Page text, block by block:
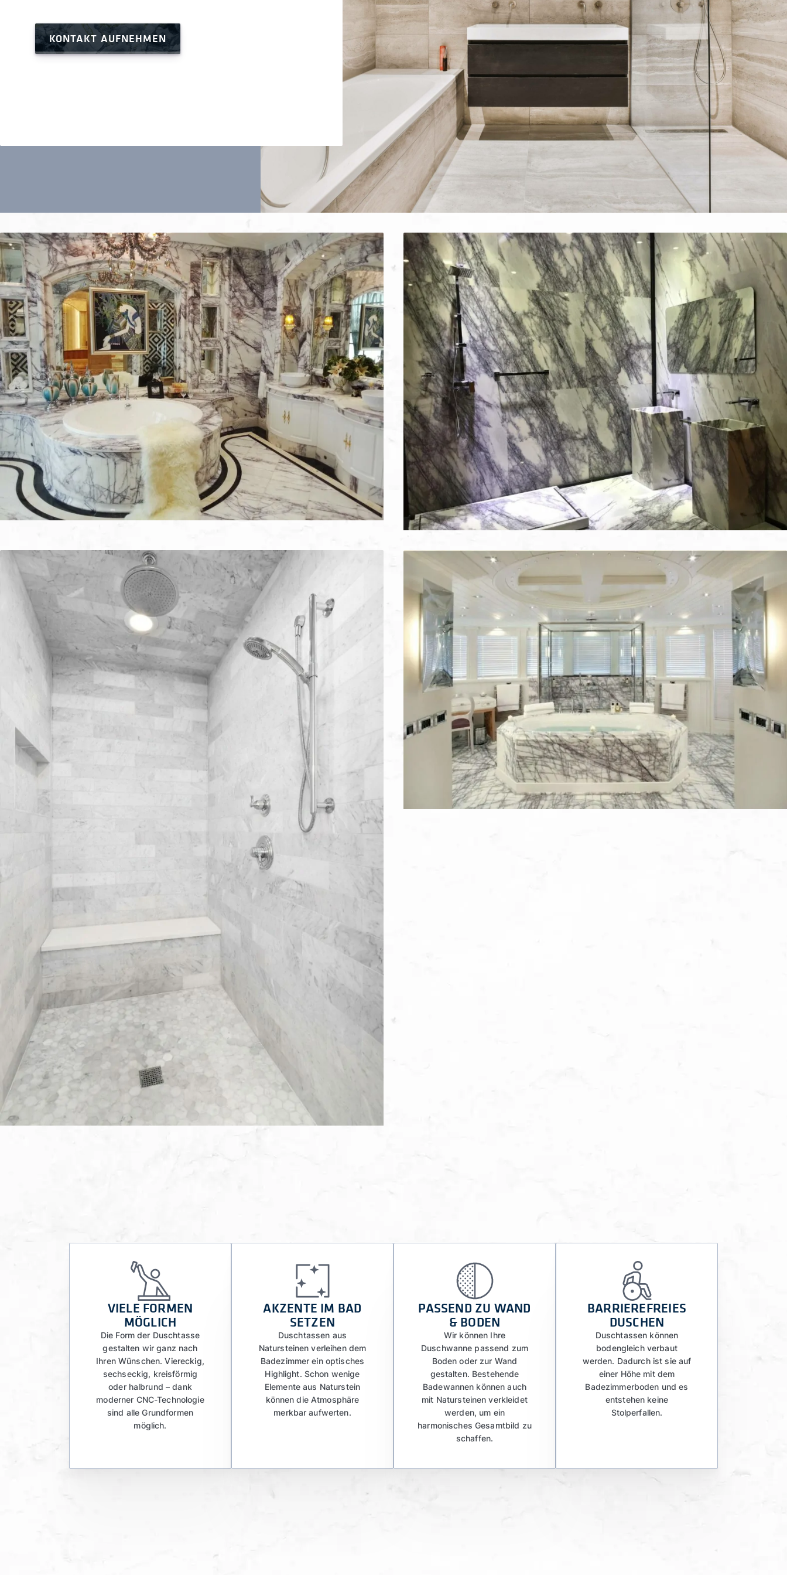
KONTAKT AUFNEHMEN
VIELE FORMEN
MÖGLICH
Die Form der Duschtasse
gestalten wir ganz nach
Ihren Wünschen. Viereckig,
sechseckig, kreisförmig
oder halbrund – dank
moderner CNC-Technologie
sind alle Grundformen
möglich.
AKZENTE IM BAD
SETZEN
Duschtassen aus
Natursteinen verleihen dem
Badezimmer ein optisches
Highlight. Schon wenige
Elemente aus Naturstein
können die Atmosphäre
merkbar aufwerten.
PASSEND ZU WAND
& BODEN
Wir können Ihre
Duschwanne passend zum
Boden oder zur Wand
gestalten. Bestehende
Badewannen können auch
mit Natursteinen verkleidet
werden, um ein
harmonisches Gesamtbild zu
schaffen.
BARRIEREFREIES
DUSCHEN
Duschtassen können
bodengleich verbaut
werden. Dadurch ist sie auf
einer Höhe mit dem
Badezimmerboden und es
entstehen keine
Stolperfallen.